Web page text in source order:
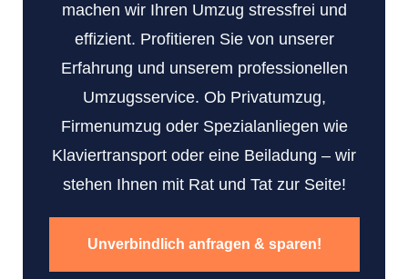
machen wir Ihren Umzug stressfrei und
effizient. Profitieren Sie von unserer
Erfahrung und unserem professionellen
Umzugsservice. Ob Privatumzug,
Firmenumzug oder Spezialanliegen wie
Klaviertransport oder eine Beiladung – wir
stehen Ihnen mit Rat und Tat zur Seite!
Unverbindlich anfragen & sparen!